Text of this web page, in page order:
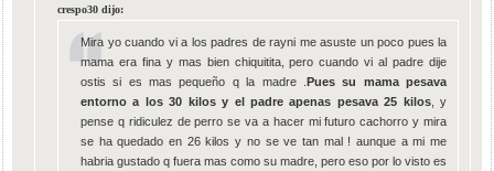
crespo30 dijo:
Mira yo cuando vi a los padres de rayni me asuste un poco pues la
mama era fina y mas bien chiquitita, pero cuando vi al padre dije
ostis si es mas pequeño q la madre . Pues su mama pesava
entorno a los 30 kilos y el padre apenas pesava 25 kilos, y
pense q ridiculez de perro se va a hacer mi futuro cachorro y mira
se ha quedado en 26 kilos y no se ve tan mal ! aunque a mi me
habria gustado q fuera mas como su madre, pero eso por lo visto es